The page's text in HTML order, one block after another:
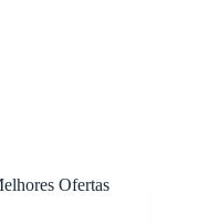
Ofertas